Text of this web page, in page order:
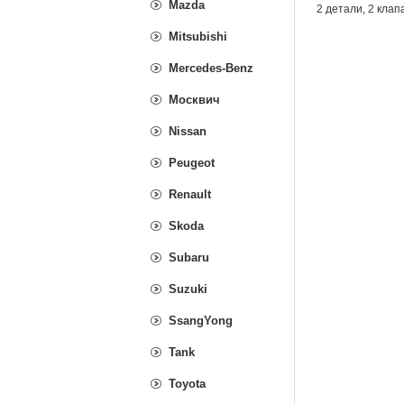
2 детали, 2
Mazda
Mitsubishi
Mercedes-Benz
Москвич
Nissan
Peugeot
Renault
Skoda
Subaru
Suzuki
SsangYong
Tank
Toyota